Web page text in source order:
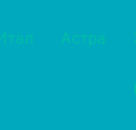
Итал Астра